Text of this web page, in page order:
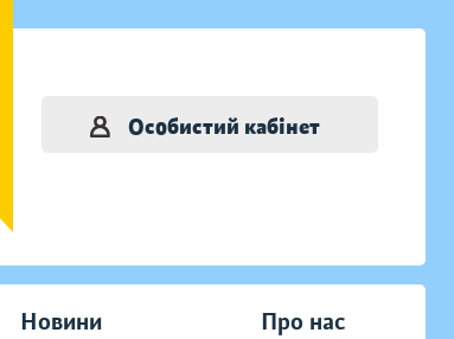
Особистий кабінет
Новини Про нас